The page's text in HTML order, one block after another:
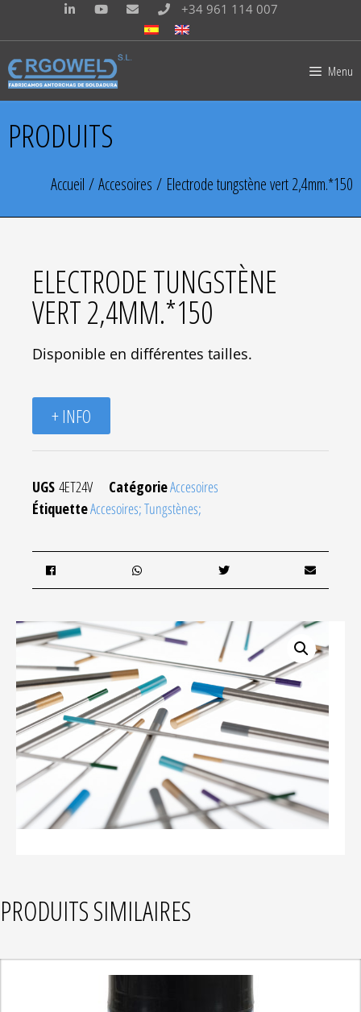
+34 961 114 007
Menu
PRODUITS
Accueil /Accesoires / Electrode tungstène vert 2,4mm.*150
ELECTRODE TUNGSTÈNE
VERT 2,4MM.*150
Disponible en différentes tailles.
+ INFO
UGS 4ET24V CatégorieAccesoires
ÉtiquetteAccesoires; Tungstènes;
PRODUITS SIMILAIRES